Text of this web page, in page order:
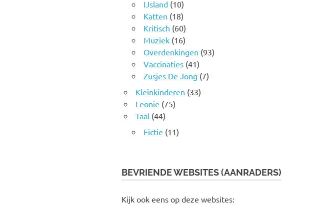
IJsland (10)
Katten (18)
Kritisch (60)
Muziek (16)
Overdenkingen (93)
Vaccinaties (41)
Zusjes De Jong (7)
Kleinkinderen (33)
Leonie (75)
Taal (44)
Fictie (11)
BEVRIENDE WEBSITES (AANRADERS)
Kijk ook eens op deze websites: